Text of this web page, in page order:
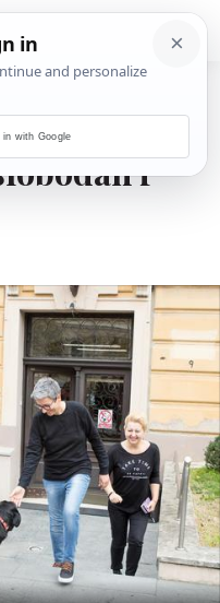
u
i
in with Google